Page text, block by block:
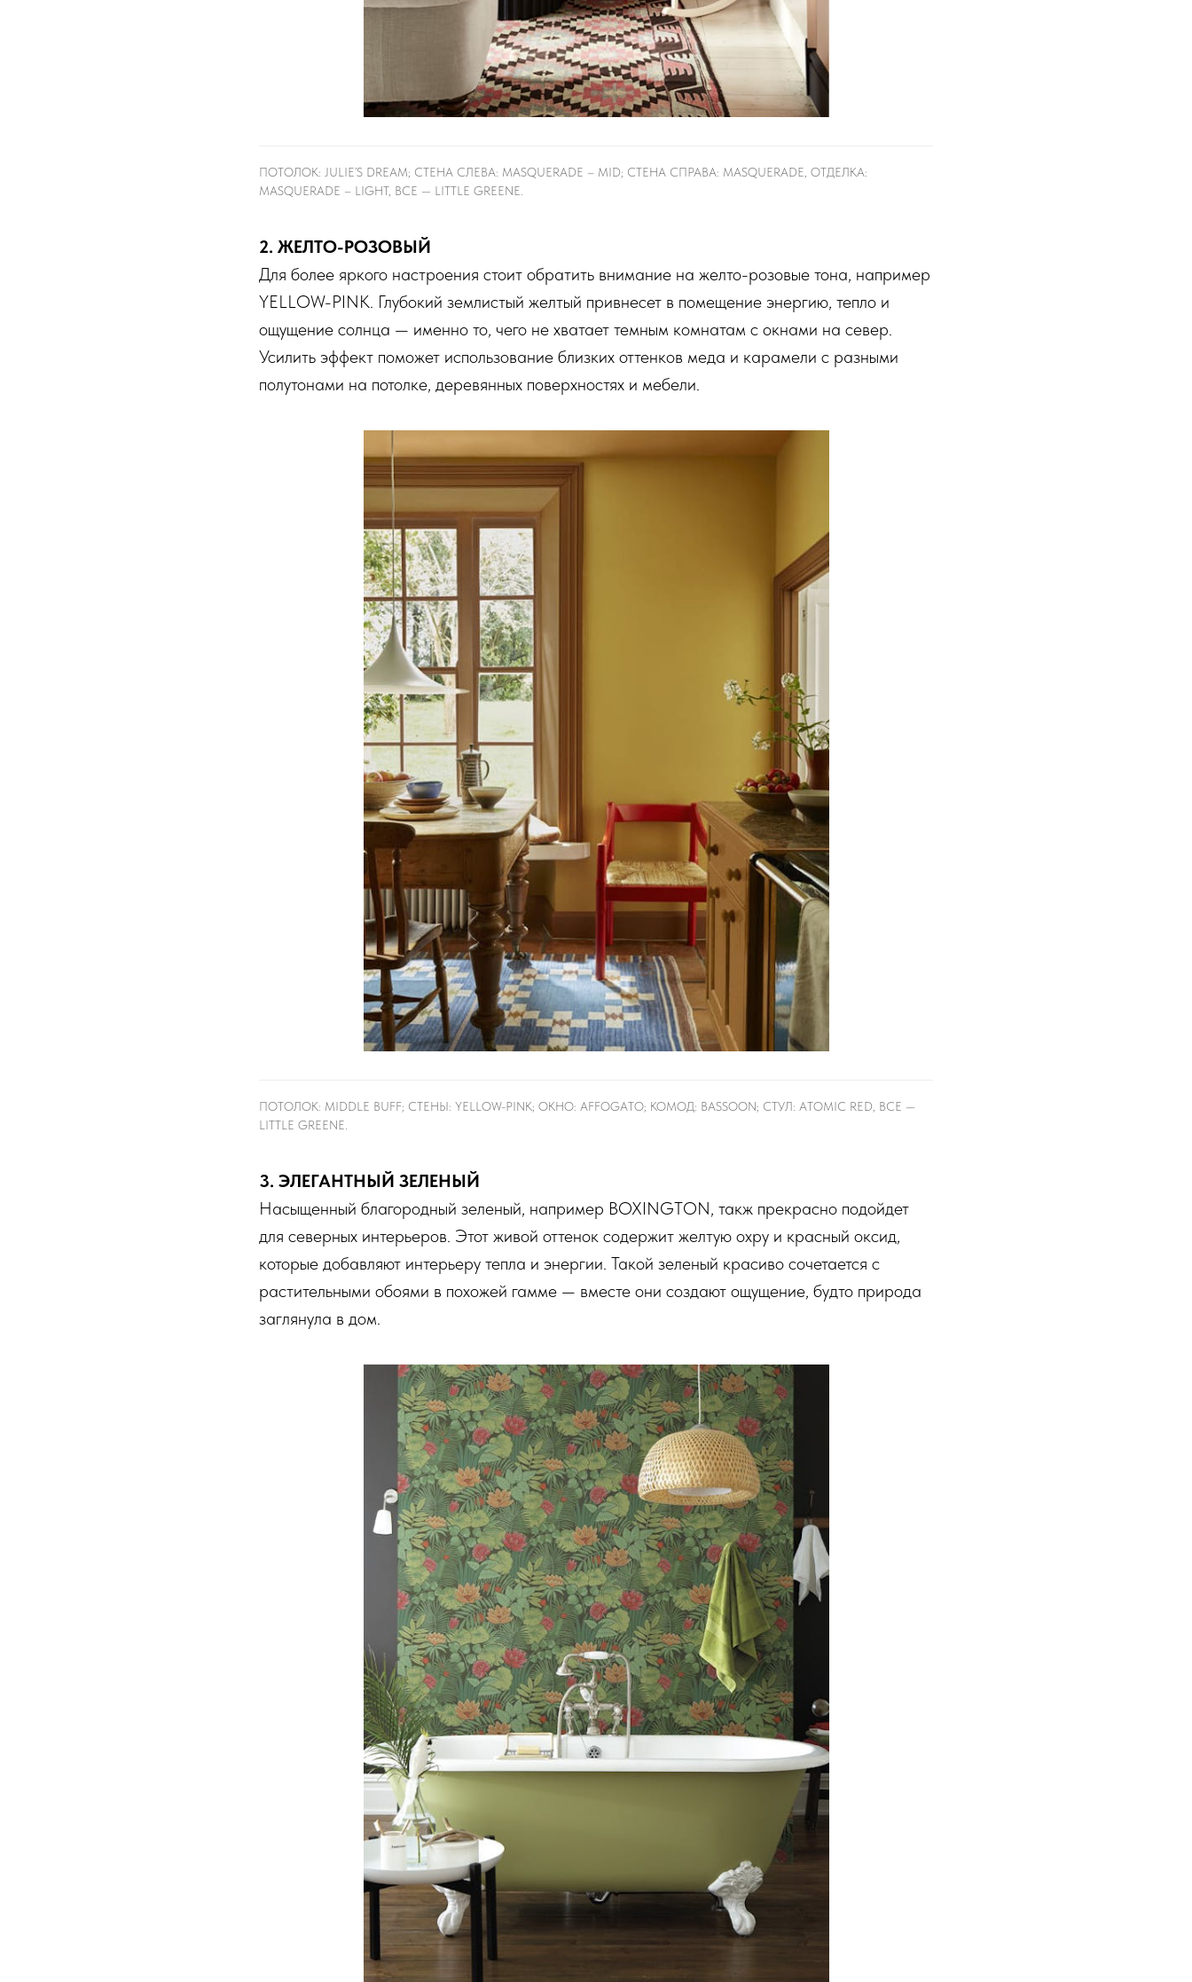
ПОТОЛОК: JULIE’S DREAM; СТЕНА СЛЕВА: MASQUERADE – MID; СТЕНА СПРАВА: MASQUERADE, ОТДЕЛКА:
MASQUERADE – LIGHT, ВСЕ — LITTLE GREENE.
2. ЖЕЛТО-РОЗОВЫЙ
Для более яркого настроения стоит обратить внимание на желто-розовые тона, например
YELLOW-PINK. Глубокий землистый желтый привнесет в помещение энергию, тепло и
ощущение солнца — именно то, чего не хватает темным комнатам с окнами на север.
Усилить эффект поможет использование близких оттенков меда и карамели с разными
полутонами на потолке, деревянных поверхностях и мебели.
ПОТОЛОК: MIDDLE BUFF; СТЕНЫ: YELLOW-PINK; ОКНО: AFFOGATO; КОМОД: BASSOON; СТУЛ: ATOMIC RED, ВСЕ —
LITTLE GREENE.
3. ЭЛЕГАНТНЫЙ ЗЕЛЕНЫЙ
Насыщенный благородный зеленый, например BOXINGTON, такж прекрасно подойдет
для северных интерьеров. Этот живой оттенок содержит желтую охру и красный оксид,
которые добавляют интерьеру тепла и энергии. Такой зеленый красиво сочетается с
растительными обоями в похожей гамме — вместе они создают ощущение, будто природа
заглянула в дом.